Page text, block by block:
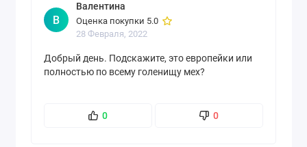
В
Валентина
Оценка покупки 5.0
28 Февраля, 2022
Добрый день. Подскажите, это европейки или
полностью по всему голенищу мех?
0 0